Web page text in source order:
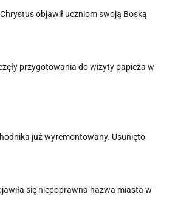
objawił uczniom swoją Boską
przygotowania do wizyty papieża w
już wyremontowany. Usunięto
się niepoprawna nazwa miasta w